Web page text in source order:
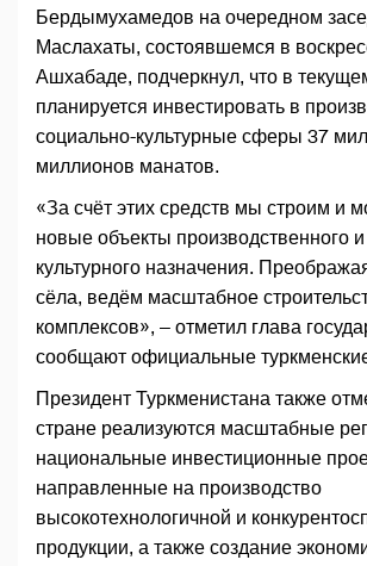
Бердымухамедов на очередном
Маслахаты, состоявшемся в
Ашхабаде, подчеркнул, что в
планируется инвестировать в
социально-культурные сферы 37
миллионов манатов.
«За счёт этих средств мы строим и
новые объекты производственного
культурного назначения.
сёла, ведём масштабное
комплексов», – отметил глава
сообщают официальные
Президент Туркменистана также
стране реализуются масштабные
национальные инвестиционные
направленные на производство
высокотехнологичной и
продукции, а также создание